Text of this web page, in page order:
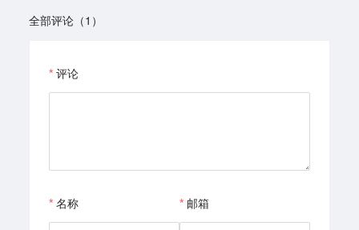
全部评论（1）
评论
名称 邮箱